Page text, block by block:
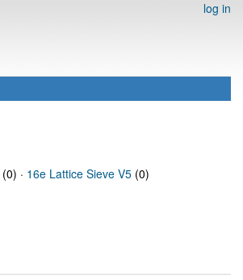
log in
(0) · 16e Lattice Sieve V5 (0)